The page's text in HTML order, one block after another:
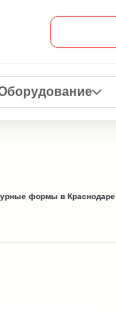
формы в Краснодаре